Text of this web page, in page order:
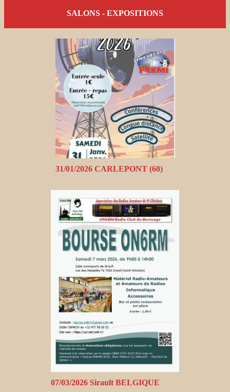
SALONS - EXPOSITIONS
31/01/2026 CARLEPONT (60)
07/03/2026 Sirault BELGIQUE